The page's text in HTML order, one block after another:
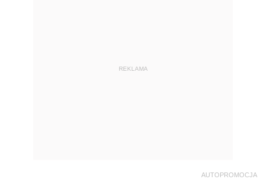
REKLAMA
AUTOPROMOCJA